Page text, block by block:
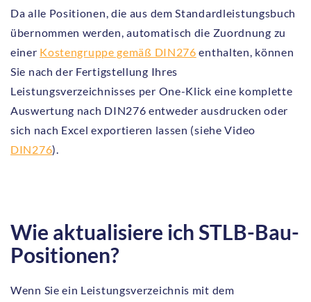
Da alle Positionen, die aus dem Standardleistungsbuch
übernommen werden, automatisch die Zuordnung zu
einer Kostengruppe gemäß DIN276 enthalten, können
Sie nach der Fertigstellung Ihres
Leistungsverzeichnisses per One-Klick eine komplette
Auswertung nach DIN276 entweder ausdrucken oder
sich nach Excel exportieren lassen (siehe Video
DIN276).
Wie aktualisiere ich STLB-Bau-
Positionen?
Wenn Sie ein Leistungsverzeichnis mit dem